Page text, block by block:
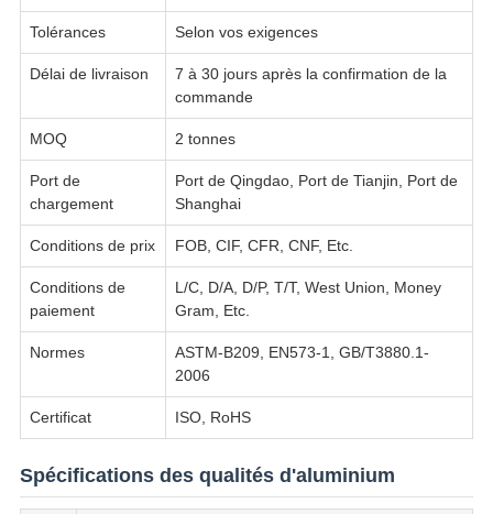
Tolérances Selon vos exigences
Délai de livraison
7 à 30 jours après la confirmation de la
commande
MOQ 2 tonnes
Port de
chargement
Port de Qingdao, Port de Tianjin, Port de
Shanghai
Conditions de prix FOB, CIF, CFR, CNF, Etc.
Conditions de
paiement
L/C, D/A, D/P, T/T, West Union, Money
Gram, Etc.
Normes
ASTM-B209, EN573-1, GB/T3880.1-
2006
Certificat ISO, RoHS
Spécifications des qualités d'aluminium